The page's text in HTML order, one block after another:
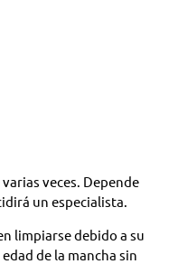
veces. Depende
un especialista.
limpiarse debido a su
de la mancha sin